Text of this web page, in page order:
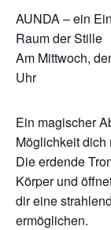
AUNDA – ein
Raum der Stille
Am Mittwoch,
Uhr
Ein magischer
Möglichkeit dich
Die erdende
Körper und
dir eine
ermöglichen.